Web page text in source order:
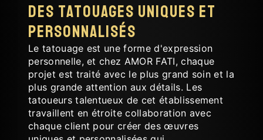
Des Tatouages uniques et
personnalisés
Le tatouage est une forme d'expression
personnelle, et chez AMOR FATI, chaque
projet est traité avec le plus grand soin et la
plus grande attention aux détails. Les
tatoueurs talentueux de cet établissement
travaillent en étroite collaboration avec
chaque client pour créer des œuvres